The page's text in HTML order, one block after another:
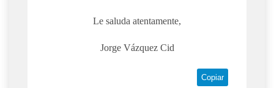
Le saluda atentamente,
Jorge Vázquez Cid
Copiar